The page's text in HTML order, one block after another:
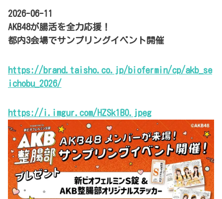
2026-06-11
AKB48が腸活を全力応援！
都内3会場でサンプリングイベント開催
https://brand.taisho.co.jp/biofermin/cp/akb_se
ichobu_2026/
https://i.imgur.com/HZSk1BO.jpeg